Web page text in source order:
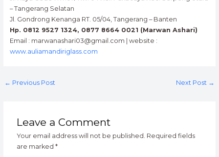
– Tangerang Selatan
Jl. Gondrong Kenanga RT. 05/04, Tangerang – Banten
Hp. 0812 9527 1324, 0877 8664 0021 (Marwan Ashari)
Email : marwanashari03@gmail.com | website :
www.auliamandiriglass.com
← Previous Post Next Post →
Leave a Comment
Your email address will not be published. Required fields
are marked*